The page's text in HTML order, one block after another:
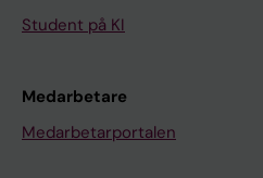
Student på KI
Medarbetare
Medarbetarportalen